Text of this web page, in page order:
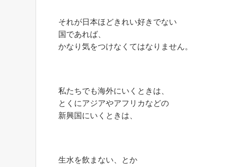
それが日本ほどきれい好きでない
国であれば、
かなり気をつけなくてはなりません。
私たちでも海外にいくときは、
とくにアジアやアフリカなどの
新興国にいくときは、
生水を飲まない、とか